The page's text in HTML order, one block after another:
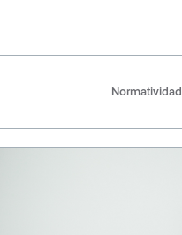
Normatividad